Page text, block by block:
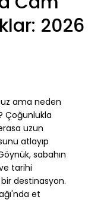
2026
ama neden
Çoğunlukla
uzun
atlayıp
sabahın
tarihi
destinasyon.
et